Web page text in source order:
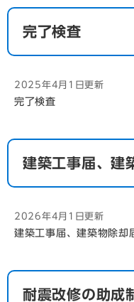
完了検査
2025年4月1日更新
完了検査
建築工事届、建
2026年4月1日更新
建築工事届、建築物除却
耐震改修の助成